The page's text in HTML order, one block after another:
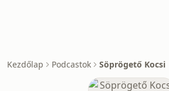
Kezdőlap Podcastok Söprögető Kocsi